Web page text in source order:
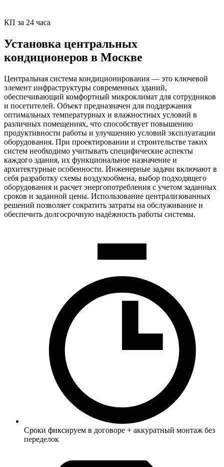
КП за 24 часа
Установка центральных
кондиционеров в Москве
Центральная система кондиционирования — это ключевой
элемент инфраструктуры современных зданий,
обеспечивающий комфортный микроклимат для сотрудников
и посетителей. Объект предназначен для поддержания
оптимальных температурных и влажностных условий в
различных помещениях, что способствует повышению
продуктивности работы и улучшению условий эксплуатации
оборудования. При проектировании и строительстве таких
систем необходимо учитывать специфические аспекты
каждого здания, их функциональное назначение и
архитектурные особенности. Инженерные задачи включают в
себя разработку схемы воздухообмена, выбор подходящего
оборудования и расчет энергопотребления с учетом заданных
сроков и заданной цены. Использование централизованных
решений позволяет сократить затраты на обслуживание и
обеспечить долгосрочную надёжность работы системы.
Сроки фиксируем в договоре + аккуратный монтаж без
переделок